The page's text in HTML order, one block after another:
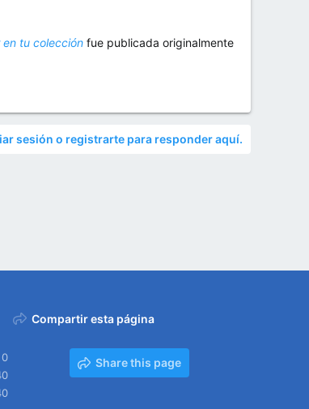
en tu colección fue publicada originalmente
sesión o registrarte para responder aquí.
0
Compartir esta página
Share this page